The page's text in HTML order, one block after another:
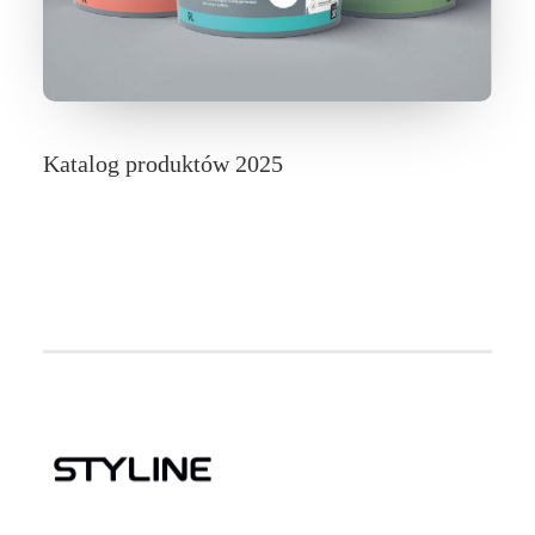
Katalog produktów 2025